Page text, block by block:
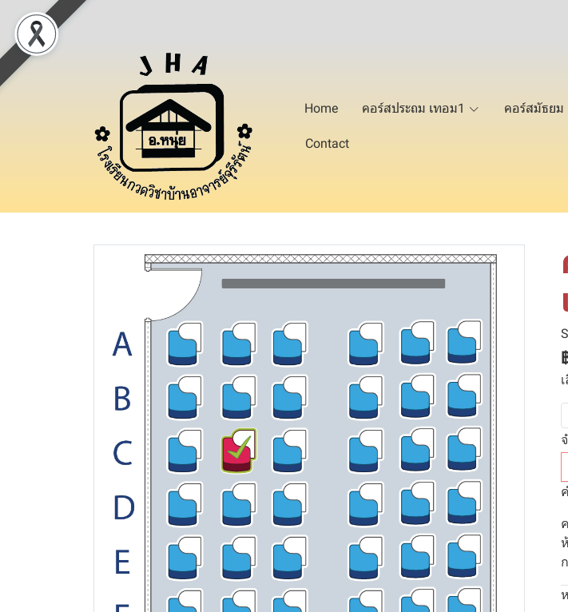
Home คอร์สประถม เทอม1 คอร์สมัธยม
Contact